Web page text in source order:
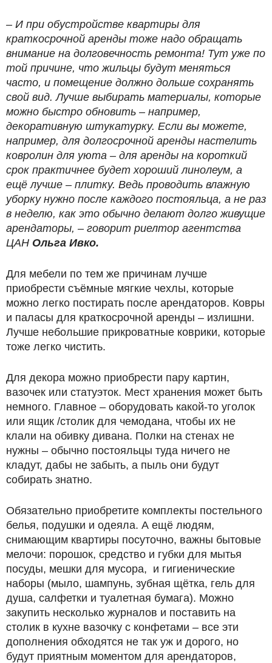
– И при обустройстве квартиры для
краткосрочной аренды тоже надо обращать
внимание на долговечность ремонта! Тут уже по
той причине, что жильцы будут меняться
часто, и помещение должно дольше сохранять
свой вид. Лучше выбирать материалы, которые
можно быстро обновить – например,
декоративную штукатурку. Если вы можете,
например, для долгосрочной аренды настелить
ковролин для уюта – для аренды на короткий
срок практичнее будет хороший линолеум, а
ещё лучше – плитку. Ведь проводить влажную
уборку нужно после каждого постояльца, а не раз
в неделю, как это обычно делают долго живущие
арендаторы, – говорит риелтор агентства
ЦАН Ольга Ивко.
Для мебели по тем же причинам лучше
приобрести съёмные мягкие чехлы, которые
можно легко постирать после арендаторов. Ковры
и паласы для краткосрочной аренды – излишни.
Лучше небольшие прикроватные коврики, которые
тоже легко чистить.
Для декора можно приобрести пару картин,
вазочек или статуэток. Мест хранения может быть
немного. Главное – оборудовать какой-то уголок
или ящик /столик для чемодана, чтобы их не
клали на обивку дивана. Полки на стенах не
нужны – обычно постояльцы туда ничего не
кладут, дабы не забыть, а пыль они будут
собирать знатно.
Обязательно приобретите комплекты постельного
белья, подушки и одеяла. А ещё людям,
снимающим квартиры посуточно, важны бытовые
мелочи: порошок, средство и губки для мытья
посуды, мешки для мусора, и гигиенические
наборы (мыло, шампунь, зубная щётка, гель для
душа, салфетки и туалетная бумага). Можно
закупить несколько журналов и поставить на
столик в кухне вазочку с конфетами – все эти
дополнения обходятся не так уж и дорого, но
будут приятным моментом для арендаторов,